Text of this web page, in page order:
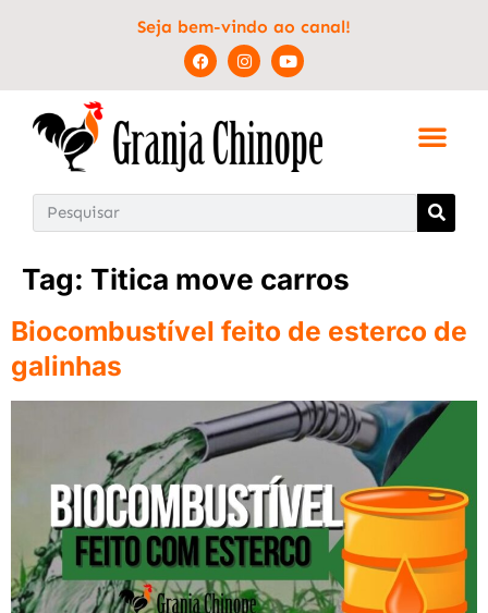
Seja bem-vindo ao canal!
Tag: Titica move carros
Biocombustível feito de esterco de
galinhas